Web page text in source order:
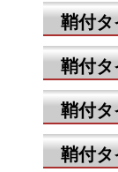
鞘付
鞘付
鞘付
鞘付